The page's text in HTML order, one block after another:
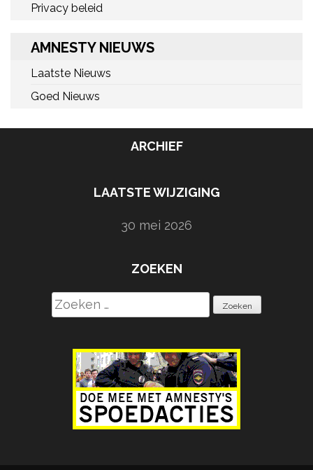
Privacy beleid
AMNESTY NIEUWS
Laatste Nieuws
Goed Nieuws
ARCHIEF
LAATSTE WIJZIGING
30 mei 2026
ZOEKEN
Zoeken
naar: